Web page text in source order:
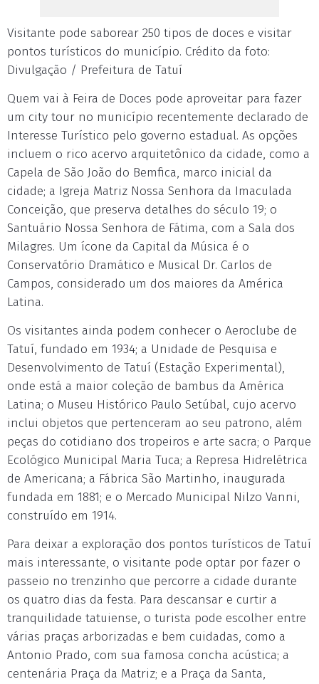
Visitante pode saborear 250 tipos de doces e visitar
pontos turísticos do município. Crédito da foto:
Divulgação / Prefeitura de Tatuí
Quem vai à Feira de Doces pode aproveitar para fazer
um city tour no município recentemente declarado de
Interesse Turístico pelo governo estadual. As opções
incluem o rico acervo arquitetônico da cidade, como a
Capela de São João do Bemfica, marco inicial da
cidade; a Igreja Matriz Nossa Senhora da Imaculada
Conceição, que preserva detalhes do século 19; o
Santuário Nossa Senhora de Fátima, com a Sala dos
Milagres. Um ícone da Capital da Música é o
Conservatório Dramático e Musical Dr. Carlos de
Campos, considerado um dos maiores da América
Latina.
Os visitantes ainda podem conhecer o Aeroclube de
Tatuí, fundado em 1934; a Unidade de Pesquisa e
Desenvolvimento de Tatuí (Estação Experimental),
onde está a maior coleção de bambus da América
Latina; o Museu Histórico Paulo Setúbal, cujo acervo
inclui objetos que pertenceram ao seu patrono, além
peças do cotidiano dos tropeiros e arte sacra; o Parque
Ecológico Municipal Maria Tuca; a Represa Hidrelétrica
de Americana; a Fábrica São Martinho, inaugurada
fundada em 1881; e o Mercado Municipal Nilzo Vanni,
construído em 1914.
Para deixar a exploração dos pontos turísticos de Tatuí
mais interessante, o visitante pode optar por fazer o
passeio no trenzinho que percorre a cidade durante
os quatro dias da festa. Para descansar e curtir a
tranquilidade tatuiense, o turista pode escolher entre
várias praças arborizadas e bem cuidadas, como a
Antonio Prado, com sua famosa concha acústica; a
centenária Praça da Matriz; e a Praça da Santa,